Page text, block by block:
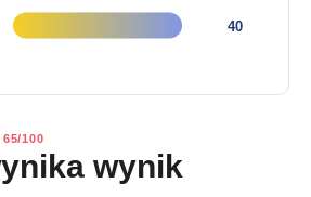
100
wynik